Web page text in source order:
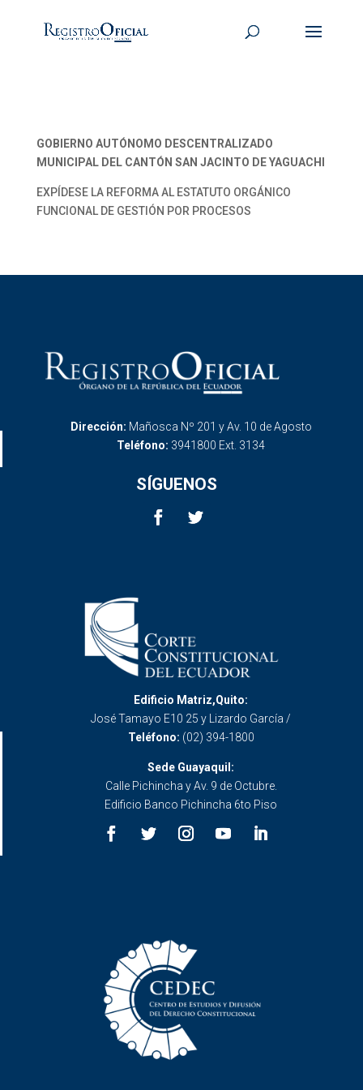
GOBIERNO AUTÓNOMO DESCENTRALIZADO
MUNICIPAL DEL CANTÓN SAN JACINTO DE YAGUACHI
EXPÍDESE LA REFORMA AL ESTATUTO ORGÁNICO
FUNCIONAL DE GESTIÓN POR PROCESOS
Dirección: Mañosca Nº 201 y Av. 10 de Agosto
Teléfono: 3941800 Ext. 3134
SÍGUENOS
Edificio Matriz,Quito:
José Tamayo E10 25 y Lizardo García /
Teléfono: (02) 394-1800
Sede Guayaquil:
Calle Pichincha y Av. 9 de Octubre.
Edificio Banco Pichincha 6to Piso